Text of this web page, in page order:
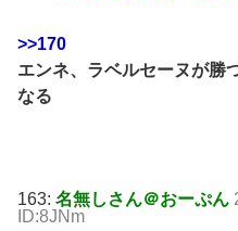
>>170
エンネ、ラベルセーヌが勝
なる
163: 名無しさん＠おーぷん
ID:8JNm